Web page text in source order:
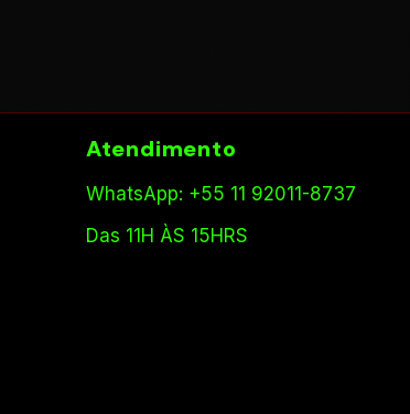
Atendimento
WhatsApp: +55 11 92011-8737
Das 11H ÀS 15HRS